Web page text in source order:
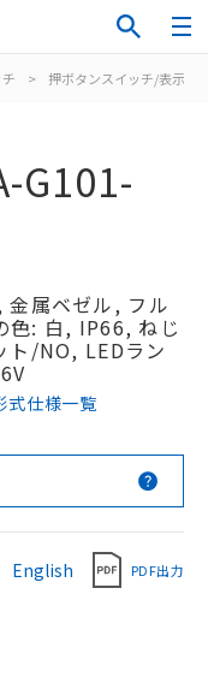
> 押ボタンスイッチ/表示灯
G101-
属ベゼル, フル
色: 白, IP66, ねじ
ト/NO, LEDラン
式仕様一覧
English PDF出力